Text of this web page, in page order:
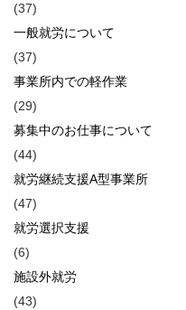
(37)
一般就労について
(37)
事業所内での軽作業
(29)
募集中のお仕事について
(44)
就労継続支援A型事業所
(47)
就労選択支援
(6)
施設外就労
(43)